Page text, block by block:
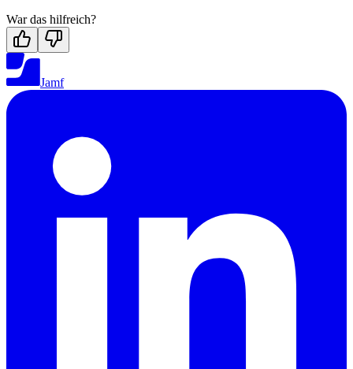
War das hilfreich?
Jamf